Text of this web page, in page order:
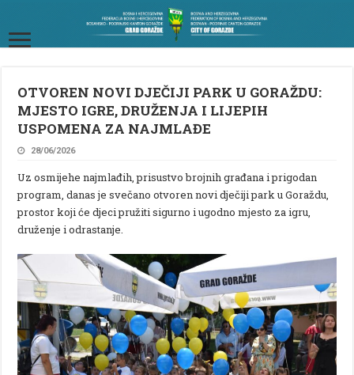
OTVOREN NOVI DJEČIJI PARK U GORAŽDU:
MJESTO IGRE, DRUŽENJA I LIJEPIH
USPOMENA ZA NAJMLAĐE
28/06/2026
Uz osmijehe najmlađih, prisustvo brojnih građana i prigodan
program, danas je svečano otvoren novi dječiji park u Goraždu,
prostor koji će djeci pružiti sigurno i ugodno mjesto za igru,
druženje i odrastanje.